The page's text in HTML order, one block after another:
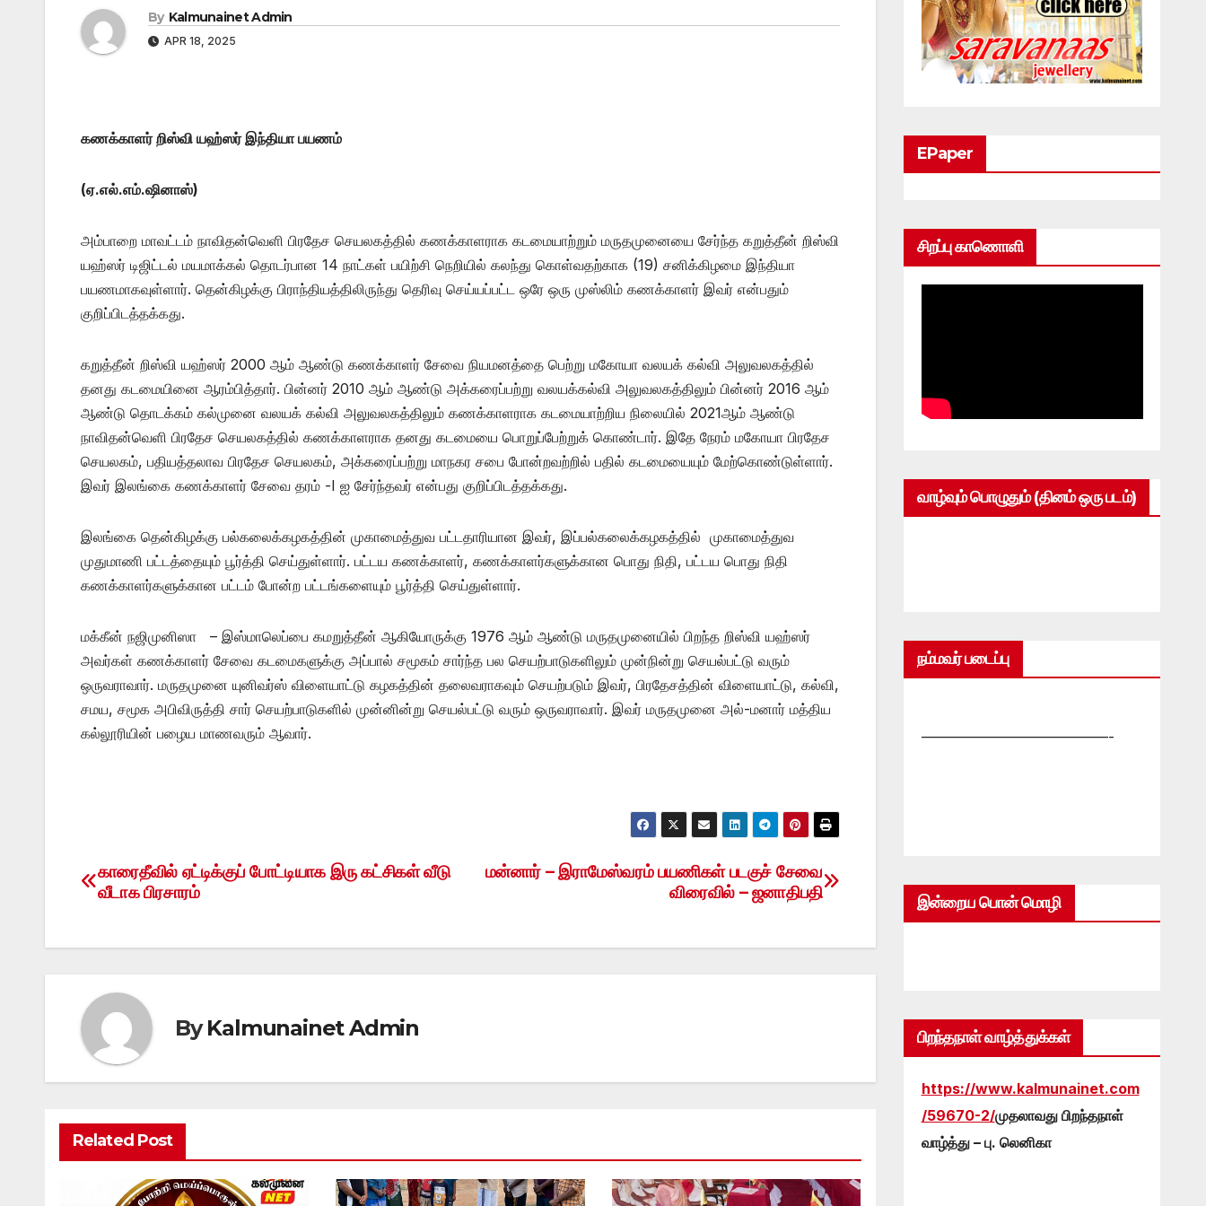
By Kalmunainet Admin
APR 18, 2025
கணக்காளர் றிஸ்வி யஹ்ஸர் இந்தியா பயணம்
(ஏ.எல்.எம்.ஷினாஸ்)
அம்பாறை மாவட்டம் நாவிதன்வெளி பிரதேச செயலகத்தில் கணக்காளராக கடமையாற்றும் மருதமுனையை சேர்ந்த கறுத்தீன் றிஸ்வி
யஹ்ஸர் டிஜிட்டல் மயமாக்கல் தொடர்பான 14 நாட்கள் பயிற்சி நெறியில் கலந்து கொள்வதற்காக (19) சனிக்கிழமை இந்தியா
பயணமாகவுள்ளார். தென்கிழக்கு பிராந்தியத்திலிருந்து தெரிவு செய்யப்பட்ட ஒரே ஒரு முஸ்லிம் கணக்காளர் இவர் என்பதும்
குறிப்பிடத்தக்கது.
கறுத்தீன் றிஸ்வி யஹ்ஸர் 2000 ஆம் ஆண்டு கணக்காளர் சேவை நியமனத்தை பெற்று மகோயா வலயக் கல்வி அலுவலகத்தில்
தனது கடமையினை ஆரம்பித்தார். பின்னர் 2010 ஆம் ஆண்டு அக்கரைப்பற்று வலயக்கல்வி அலுவலகத்திலும் பின்னர் 2016 ஆம்
ஆண்டு தொடக்கம் கல்முனை வலயக் கல்வி அலுவலகத்திலும் கணக்காளராக கடமையாற்றிய நிலையில் 2021ஆம் ஆண்டு
நாவிதன்வெளி பிரதேச செயலகத்தில் கணக்காளராக தனது கடமையை பொறுப்பேற்றுக் கொண்டார். இதே நேரம் மகோயா பிரதேச
செயலகம், பதியத்தலாவ பிரதேச செயலகம், அக்கரைப்பற்று மாநகர சபை போன்றவற்றில் பதில் கடமையையும் மேற்கொண்டுள்ளார்.
இவர் இலங்கை கணக்காளர் சேவை தரம் -I ஐ சேர்ந்தவர் என்பது குறிப்பிடத்தக்கது.
இலங்கை தென்கிழக்கு பல்கலைக்கழகத்தின் முகாமைத்துவ பட்டதாரியான இவர், இப்பல்கலைக்கழகத்தில் முகாமைத்துவ
முதுமாணி பட்டத்தையும் பூர்த்தி செய்துள்ளார். பட்டய கணக்காளர், கணக்காளர்களுக்கான பொது நிதி, பட்டய பொது நிதி
கணக்காளர்களுக்கான பட்டம் போன்ற பட்டங்களையும் பூர்த்தி செய்துள்ளார்.
மக்கீன் நஜிமுனிஸா – இஸ்மாலெப்பை கமறுத்தீன் ஆகியோருக்கு 1976 ஆம் ஆண்டு மருதமுனையில் பிறந்த றிஸ்வி யஹ்ஸர்
அவர்கள் கணக்காளர் சேவை கடமைகளுக்கு அப்பால் சமூகம் சார்ந்த பல செயற்பாடுகளிலும் முன்நின்று செயல்பட்டு வரும்
ஒருவராவார். மருதமுனை யுனிவர்ஸ் விளையாட்டு கழகத்தின் தலைவராகவும் செயற்படும் இவர், பிரதேசத்தின் விளையாட்டு, கல்வி,
சமய, சமூக அபிவிருத்தி சார் செயற்பாடுகளில் முன்னின்று செயல்பட்டு வரும் ஒருவராவார். இவர் மருதமுனை அல்-மனார் மத்திய
கல்லூரியின் பழைய மாணவரும் ஆவார்.
Post
மன்னார் – இராமேஸ்வரம் பயணிகள் படகுச் சேவை
விரைவில் – ஜனாதிபதி
காரைதீவில் ஏட்டிக்குப் போட்டியாக இரு கட்சிகள் வீடு
வீடாக பிரசாரம்
ByKalmunainet Admin
Related Post
EPaper
சிறப்பு காணொளி
வாழ்வும் பொழுதும் (தினம் ஒரு படம்)
நம்மவர் படைப்பு
—————————————-
இன்றைய பொன் மொழி
பிறந்தநாள் வாழ்த்துக்கள்
https://www.kalmunainet.com
/59670-2/முதலாவது பிறந்தநாள்
வாழ்த்து – பு. லெனிகா